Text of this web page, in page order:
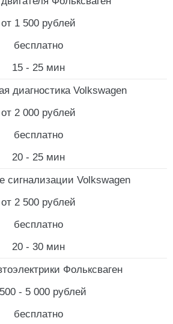
от 1 500 рублей
бесплатно
15 - 25 мин
диагностика Volkswagen
от 2 000 рублей
бесплатно
20 - 25 мин
сигнализации Volkswagen
от 2 500 рублей
бесплатно
20 - 30 мин
Фольксваген
- 5 000 рублей
бесплатно